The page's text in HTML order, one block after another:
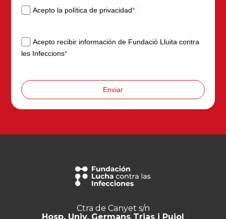
Acepto la política de privacidad*
Acepto recibir información de Fundació Lluita contra
les Infeccions*
Enviar
Ctra de Canyet s/n
Hosp. Univ. Germans Trias i Pujol